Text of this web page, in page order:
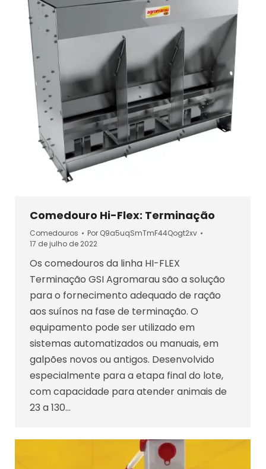
Comedouro Hi-Flex: Terminação
Comedouros Por Q9a5uqSmTmF44Qogt2xv
17 de julho de 2022
Os comedouros da linha HI-FLEX
Terminação GSI Agromarau são a solução
para o fornecimento adequado de ração
aos suínos na fase de terminação. O
equipamento pode ser utilizado em
sistemas automatizados ou manuais, em
galpões novos ou antigos. Desenvolvido
especialmente para a etapa final do lote,
com capacidade para atender animais de
23 a 130…